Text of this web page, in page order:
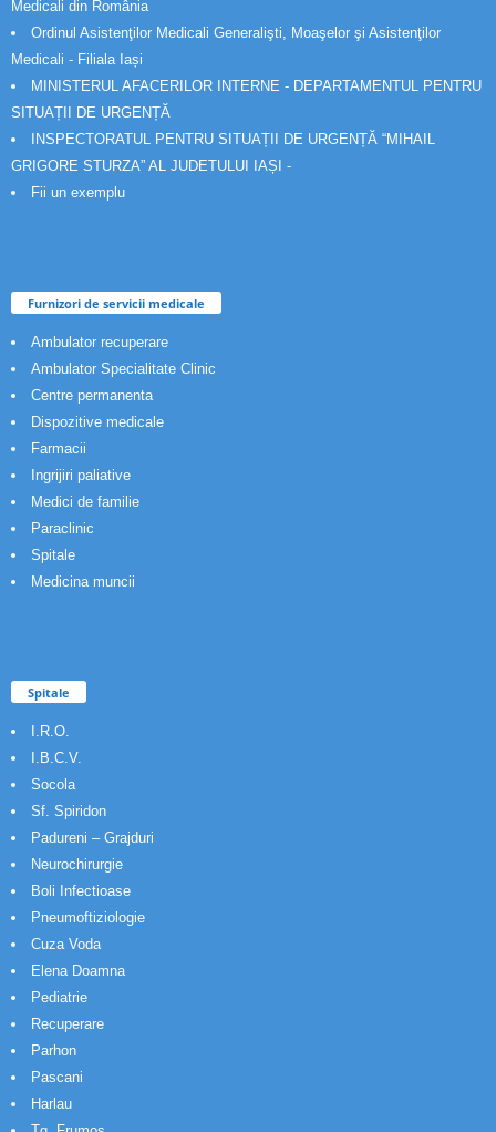
Medicali din România
Ordinul Asistenţilor Medicali Generalişti, Moaşelor şi Asistenţilor
Medicali - Filiala Iași
MINISTERUL AFACERILOR INTERNE - DEPARTAMENTUL PENTRU
SITUAȚII DE URGENȚĂ
INSPECTORATUL PENTRU SITUAȚII DE URGENȚĂ “MIHAIL
GRIGORE STURZA” AL JUDETULUI IAȘI -
Fii un exemplu
Furnizori de servicii medicale
Ambulator recuperare
Ambulator Specialitate Clinic
Centre permanenta
Dispozitive medicale
Farmacii
Ingrijiri paliative
Medici de familie
Paraclinic
Spitale
Medicina muncii
Spitale
I.R.O.
I.B.C.V.
Socola
Sf. Spiridon
Padureni – Grajduri
Neurochirurgie
Boli Infectioase
Pneumoftiziologie
Cuza Voda
Elena Doamna
Pediatrie
Recuperare
Parhon
Pascani
Harlau